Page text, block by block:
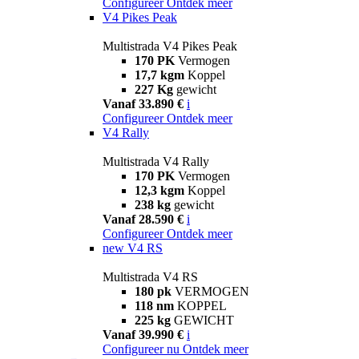
V4 Pikes Peak
Multistrada V4 Pikes Peak
170 PK Vermogen
17,7 kgm Koppel
227 Kg gewicht
Vanaf 33.890 € i
Configureer Ontdek meer
V4 Rally
Multistrada V4 Rally
170 PK Vermogen
12,3 kgm Koppel
238 kg gewicht
Vanaf 28.590 € i
Configureer Ontdek meer
new V4 RS
Multistrada V4 RS
180 pk VERMOGEN
118 nm KOPPEL
225 kg GEWICHT
Vanaf 39.990 € i
Configureer nu Ontdek meer